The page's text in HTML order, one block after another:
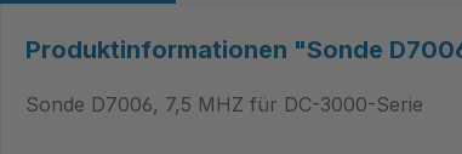
Produktinformationen "Sonde
Sonde D7006, 7,5 MHZ für DC-3000-Serie